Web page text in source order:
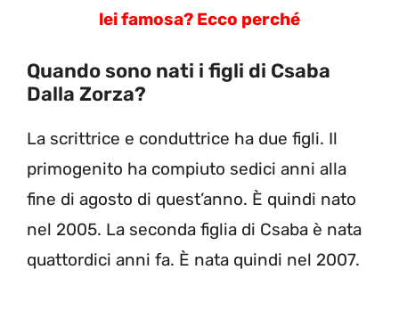
lei famosa? Ecco perché
Quando sono nati i figli di Csaba
Dalla Zorza?
La scrittrice e conduttrice ha due figli. Il
primogenito ha compiuto sedici anni alla
fine di agosto di quest’anno. È quindi nato
nel 2005. La seconda figlia di Csaba è nata
quattordici anni fa. È nata quindi nel 2007.